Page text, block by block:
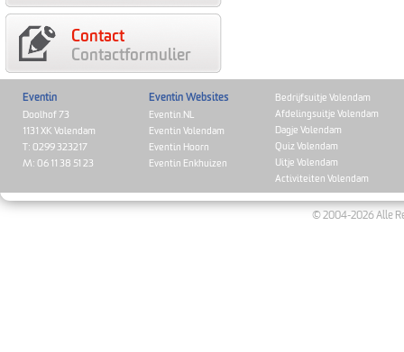
Contact
Contactformulier
Eventin
Doolhof 73
1131 XK Volendam
T: 0299 323217
M: 06 11 38 51 23
Eventin Websites
Eventin.NL
Eventin Volendam
Eventin Hoorn
Eventin Enkhuizen
Bedrijfsuitje Volendam
Afdelingsuitje Volendam
Dagje Volendam
Quiz Volendam
Uitje Volendam
Activiteiten Volendam
© 2004-2026 Alle